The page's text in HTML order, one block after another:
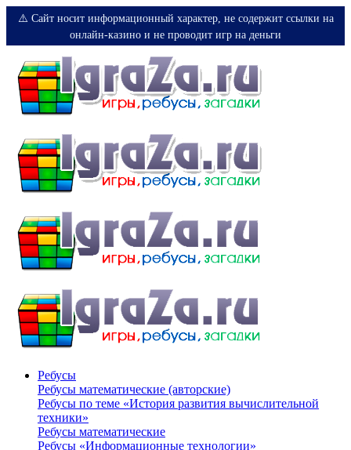
⚠️ Сайт носит информационный характер, не содержит ссылки на
онлайн-казино и не проводит игр на деньги
Ребусы
Ребусы математические (авторские)
Ребусы по теме «История развития вычислительной
техники»
Ребусы математические
Ребусы «Информационные технологии»